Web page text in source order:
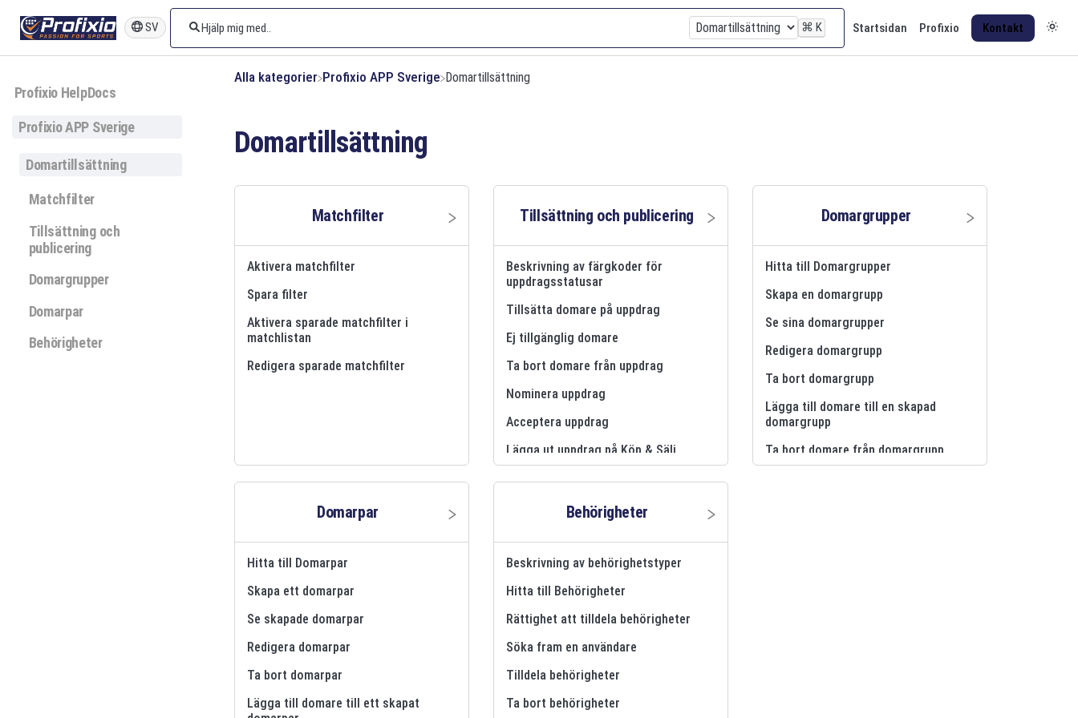
SV ⌘ K Startsidan Profixio Kontakt
Alla kategorier ​Profixio APP Sverige ​Domartillsättning
Profixio HelpDocs
Profixio APP Sverige
Domartillsättning
Matchfilter
Tillsättning och
publicering
Domargrupper
Domarpar
Behörigheter
Domartillsättning
Matchfilter
Aktivera matchfilter
Spara filter
Aktivera sparade matchfilter i
matchlistan
Redigera sparade matchfilter
Tillsättning och publicering
Beskrivning av färgkoder för
uppdragsstatusar
Tillsätta domare på uppdrag
Ej tillgänglig domare
Ta bort domare från uppdrag
Nominera uppdrag
Acceptera uppdrag
Lägga ut uppdrag på Köp & Sälj
Domargrupper
Hitta till Domargrupper
Skapa en domargrupp
Se sina domargrupper
Redigera domargrupp
Ta bort domargrupp
Lägga till domare till en skapad
domargrupp
Ta bort domare från domargrupp
Domarpar
Hitta till Domarpar
Skapa ett domarpar
Se skapade domarpar
Redigera domarpar
Ta bort domarpar
Lägga till domare till ett skapat
Behörigheter
Beskrivning av behörighetstyper
Hitta till Behörigheter
Rättighet att tilldela behörigheter
Söka fram en användare
Tilldela behörigheter
Ta bort behörigheter